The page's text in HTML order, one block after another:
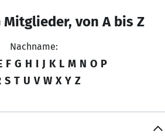
Mitglieder, von A bis Z
Nachname:
F G H I J K L M N O P
S T U V W X Y Z